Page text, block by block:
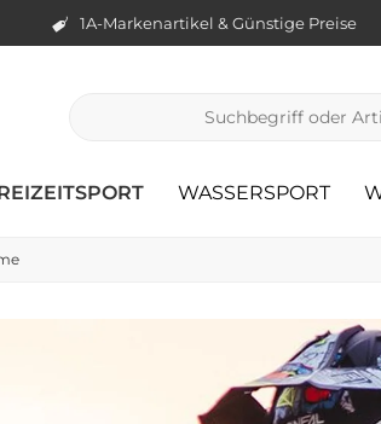
1A-Markenartikel & Günstige Preise
WASSERSPORT